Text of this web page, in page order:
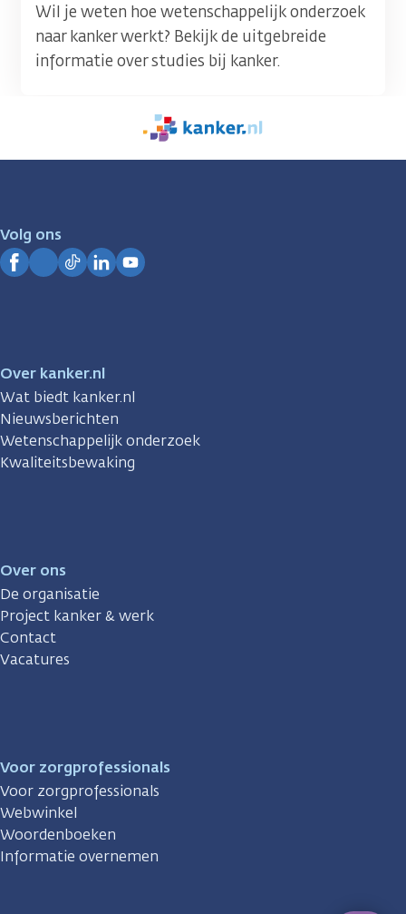
Wil je weten hoe wetenschappelijk onderzoek
naar kanker werkt? Bekijk de uitgebreide
informatie over studies bij kanker.
We
zijn
Volg ons
Over kanker.nl
Wat biedt kanker.nl
Nieuwsberichten
Wetenschappelijk onderzoek
Kwaliteitsbewaking
Over ons
De organisatie
Project kanker & werk
Contact
Vacatures
Voor zorgprofessionals
Voor zorgprofessionals
Webwinkel
Woordenboeken
Informatie overnemen